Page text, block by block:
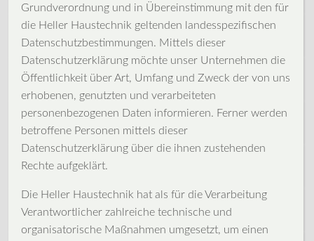
Grundverordnung und in Übereinstimmung mit den für
die Heller Haustechnik geltenden landesspezifischen
Datenschutzbestimmungen. Mittels dieser
Datenschutzerklärung möchte unser Unternehmen die
Öffentlichkeit über Art, Umfang und Zweck der von uns
erhobenen, genutzten und verarbeiteten
personenbezogenen Daten informieren. Ferner werden
betroffene Personen mittels dieser
Datenschutzerklärung über die ihnen zustehenden
Rechte aufgeklärt.
Die Heller Haustechnik hat als für die Verarbeitung
Verantwortlicher zahlreiche technische und
organisatorische Maßnahmen umgesetzt, um einen